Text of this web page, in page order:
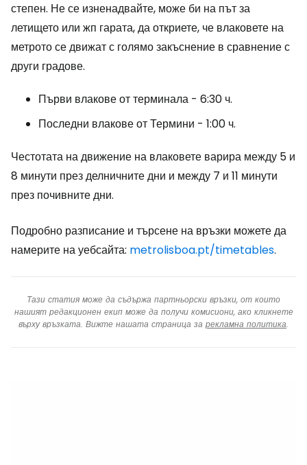
степен. Не се изненадвайте, може би на път за
летището или жп гарата, да откриете, че влаковете на
метрото се движат с голямо закъснение в сравнение с
други градове.
Първи влакове от терминала - 6:30 ч.
Последни влакове от Термини - 1:00 ч.
Честотата на движение на влаковете варира между 5 и
8 минути през делничните дни и между 7 и 11 минути
през почивните дни.
Подробно разписание и търсене на връзки можете да
намерите на уебсайта: metrolisboa.pt/timetables.
Тази статия може да съдържа партньорски връзки, от които
нашият редакционен екип може да получи комисиони, ако кликнете
върху връзката. Вижте нашата страница за рекламна политика.